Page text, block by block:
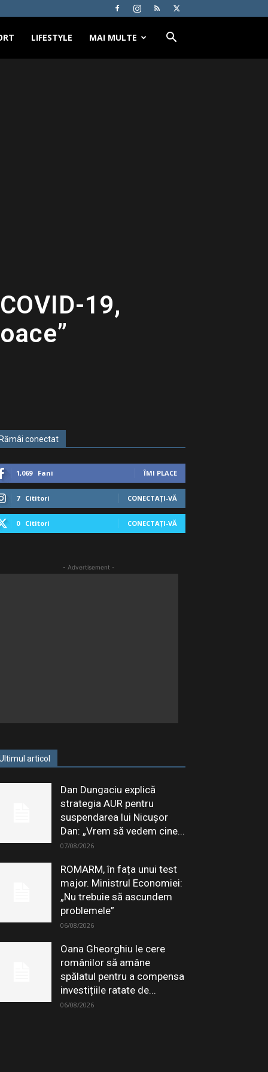
LIFESTYLE MAI MULTE
19,
conectat
1,069 Fani ÎMI PLACE
7 Cititori CONECTAȚI-VĂ
0 Cititori CONECTAȚI-VĂ
- Advertisement -
articol
Dan Dungaciu explică
strategia AUR pentru
suspendarea lui Nicușor
Dan: „Vrem să vedem cine...
07/08/2026
ROMARM, în fața unui test
major. Ministrul Economiei:
„Nu trebuie să ascundem
problemele”
06/08/2026
Oana Gheorghiu le cere
românilor să amâne
spălatul pentru a compensa
investițiile ratate de...
06/08/2026